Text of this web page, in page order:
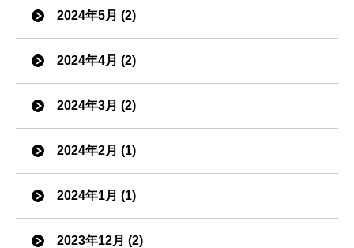
2024年5月 (2)
2024年4月 (2)
2024年3月 (2)
2024年2月 (1)
2024年1月 (1)
2023年12月 (2)